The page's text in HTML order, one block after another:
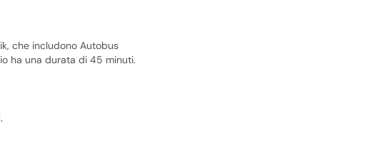
che includono Autobus
ha una durata di 45 minuti.